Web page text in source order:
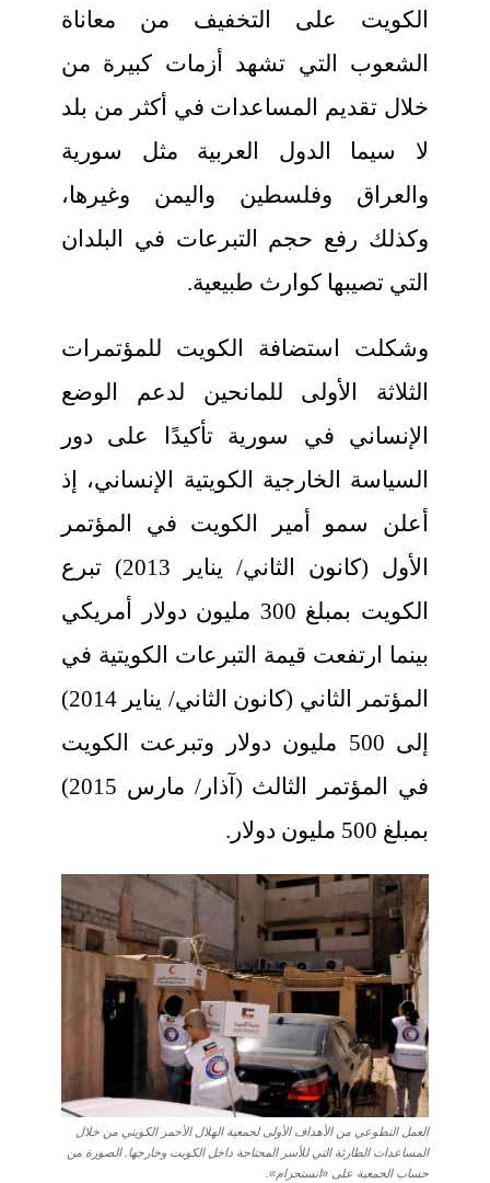
الكويت على التخفيف من معاناة
الشعوب التي تشهد أزمات كبيرة من
خلال تقديم المساعدات في أكثر من بلد
لا سيما الدول العربية مثل سورية
والعراق وفلسطين واليمن وغيرها،
وكذلك رفع حجم التبرعات في البلدان
التي تصيبها كوارث طبيعية.
وشكلت استضافة الكويت للمؤتمرات
الثلاثة الأولى للمانحين لدعم الوضع
الإنساني في سورية تأكيدًا على دور
السياسة الخارجية الكويتية الإنساني، إذ
أعلن سمو أمير الكويت في المؤتمر
الأول (كانون الثاني/ يناير 2013) تبرع
الكويت بمبلغ 300 مليون دولار أمريكي
بينما ارتفعت قيمة التبرعات الكويتية في
المؤتمر الثاني (كانون الثاني/ يناير 2014)
إلى 500 مليون دولار وتبرعت الكويت
في المؤتمر الثالث (آذار/ مارس 2015)
بمبلغ 500 مليون دولار.
العمل التطوعي من الأهداف الأولى لجمعية الهلال الأحمر الكويتي من خلال
المساعدات الطارئة التي للأسر المحتاجة داخل الكويت وخارجها. الصورة من
حساب الجمعية على «انستجرام».